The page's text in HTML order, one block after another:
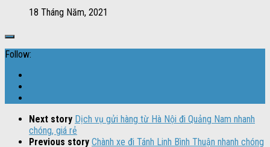
18 Tháng Năm, 2021
Follow:
Next story Dịch vụ gửi hàng từ Hà Nội đi Quảng Nam nhanh
chóng, giá rẻ
Previous story Chành xe đi Tánh Linh Bình Thuận nhanh chóng